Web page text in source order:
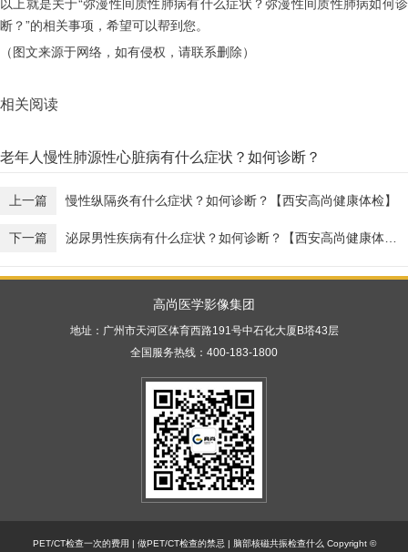
断？”的相关事项，希望可以帮到您。
（图文来源于网络，如有侵权，请联系删除）
相关阅读
老年人慢性肺源性心脏病有什么症状？如何诊断？
上一篇 慢性纵隔炎有什么症状？如何诊断？【西安高尚健康体检】
下一篇 泌尿男性疾病有什么症状？如何诊断？【西安高尚健康体检】
高尚医学影像集团
地址：广州市天河区体育西路191号中石化大厦B塔43层
全国服务热线：400-183-1800
PET/CT检查一次的费用 做PET/CT检查的禁忌| 脑部核磁共振检查什么 Copyright ©